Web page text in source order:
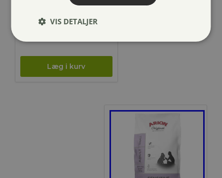
159,00kr. –
159,00 kr.
til
349,00 kr.
VIS DETALJER